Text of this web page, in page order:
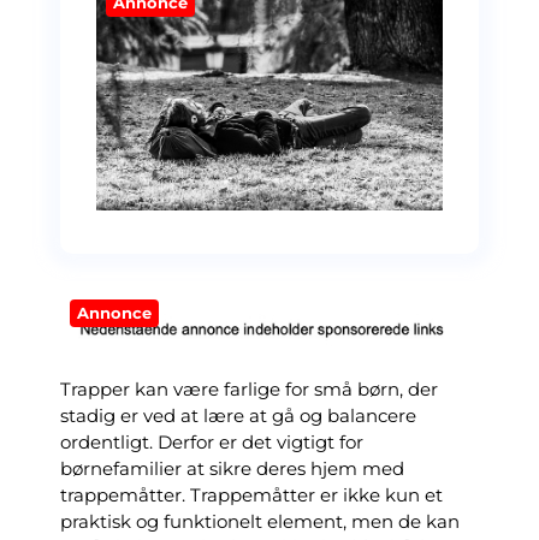
Annonce
Trapper kan være farlige for små børn, der
stadig er ved at lære at gå og balancere
ordentligt. Derfor er det vigtigt for
børnefamilier at sikre deres hjem med
trappemåtter. Trappemåtter er ikke kun et
praktisk og funktionelt element, men de kan